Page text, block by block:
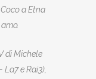
a Etna
di Michele
e Rai3),